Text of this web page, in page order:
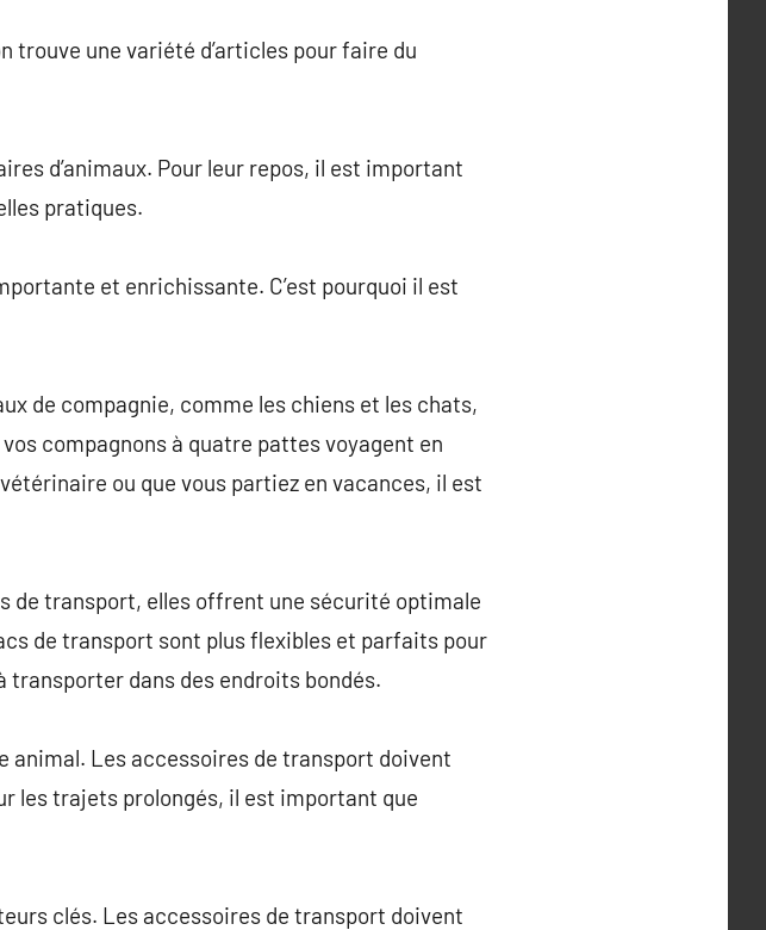
trouve une variété d’articles pour faire du
d’animaux. Pour leur repos, il est important
pratiques.
et enrichissante. C’est pourquoi il est
de compagnie, comme les chiens et les chats,
compagnons à quatre pattes voyagent en
ou que vous partiez en vacances, il est
de transport, elles offrent une sécurité optimale
de transport sont plus flexibles et parfaits pour
dans des endroits bondés.
animal. Les accessoires de transport doivent
les trajets prolongés, il est important que
clés. Les accessoires de transport doivent